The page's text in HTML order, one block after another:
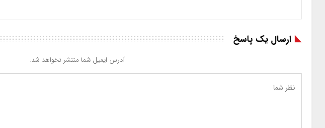
ارسال یک پاسخ
آدرس ایمیل شما منتشر نخواهد شد.